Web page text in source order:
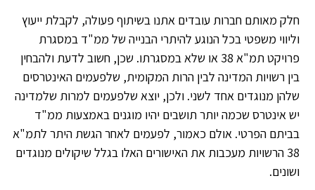
מאותם חברות עובדים אתנו בשיתוף פעולה, לקבלת ייעוץ
משפטי בכל הנוגע להיתרי הבנייה של ממ"ד במסגרת
פרויקט תמ"א 38 או שלא במסגרתו. שכן, חשוב לדעת ולהבחין
רשויות המדינה לבין הרות המקומית, שלפעמים האינטרסים
מנוגדים אחד לשני. ולכן, יוצא שלפעמים למרות שלמדינה
אינטרס שכמה יותר תושבים יהיו מוגנים באמצעות ממ"ד
הפרטי. אולם כאמור, לפעמים לאחר הגשת היתר לתמ"א
38 הרשויות מעכבות את האישורים האלו בגלל שיקולים מנוגדים